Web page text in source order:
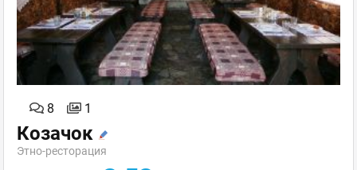
8 1
Козачок
Этно-ресторация